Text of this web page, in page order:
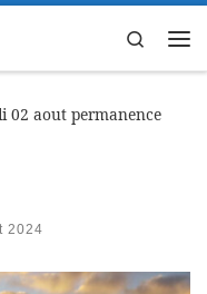
Search
02 aout permanence
2024